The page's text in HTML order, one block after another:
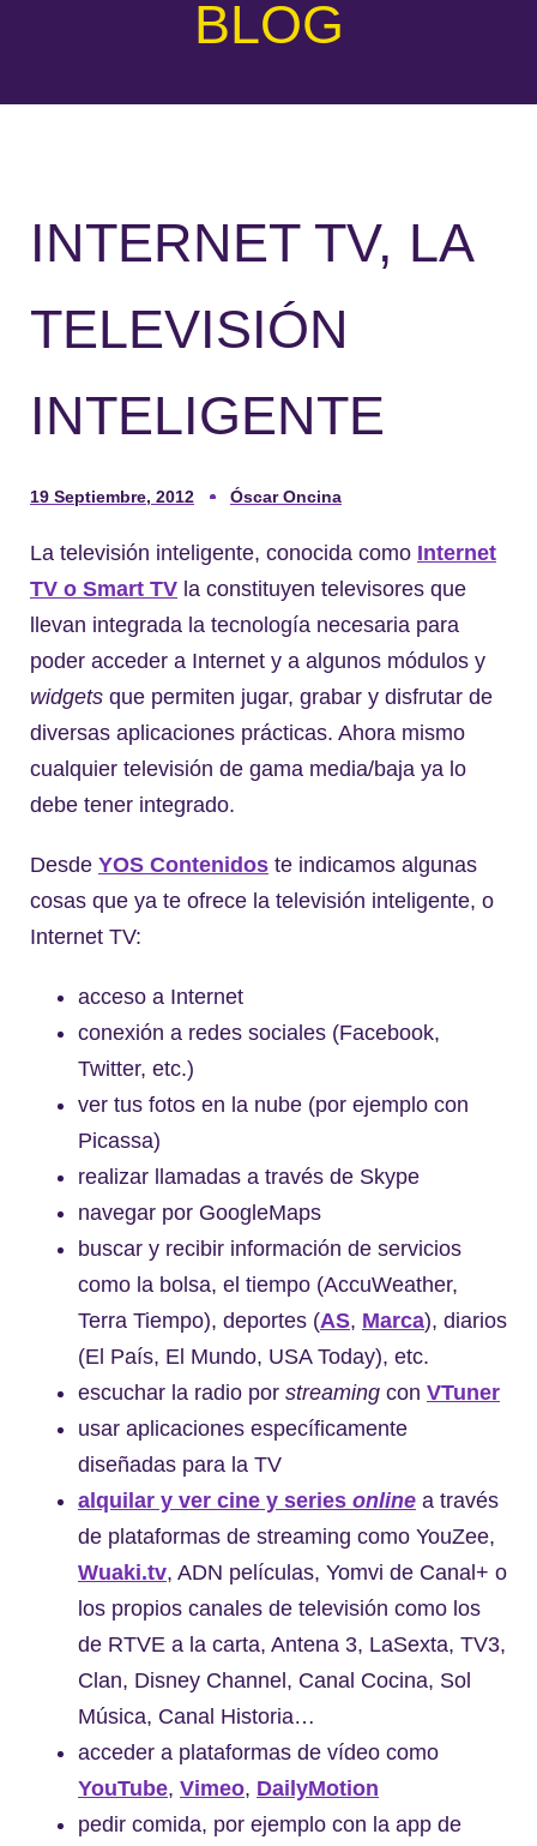
BLOG
INTERNET TV, LA
TELEVISIÓN
INTELIGENTE
19 Septiembre, 2012 Óscar Oncina
La televisión inteligente, conocida como Internet
TV o Smart TV la constituyen televisores que
llevan integrada la tecnología necesaria para
poder acceder a Internet y a algunos módulos y
widgets que permiten jugar, grabar y disfrutar de
diversas aplicaciones prácticas. Ahora mismo
cualquier televisión de gama media/baja ya lo
debe tener integrado.
Desde YOS Contenidos te indicamos algunas
cosas que ya te ofrece la televisión inteligente, o
Internet TV:
acceso a Internet
conexión a redes sociales (Facebook,
Twitter, etc.)
ver tus fotos en la nube (por ejemplo con
Picassa)
realizar llamadas a través de Skype
navegar por GoogleMaps
buscar y recibir información de servicios
como la bolsa, el tiempo (AccuWeather,
Terra Tiempo), deportes (AS, Marca), diarios
(El País, El Mundo, USA Today), etc.
escuchar la radio por streaming con VTuner
usar aplicaciones específicamente
diseñadas para la TV
alquilar y ver cine y series online a través
de plataformas de streaming como YouZee,
Wuaki.tv, ADN películas, Yomvi de Canal+ o
los propios canales de televisión como los
de RTVE a la carta, Antena 3, LaSexta, TV3,
Clan, Disney Channel, Canal Cocina, Sol
Música, Canal Historia…
acceder a plataformas de vídeo como
YouTube, Vimeo, DailyMotion
pedir comida, por ejemplo con la app de